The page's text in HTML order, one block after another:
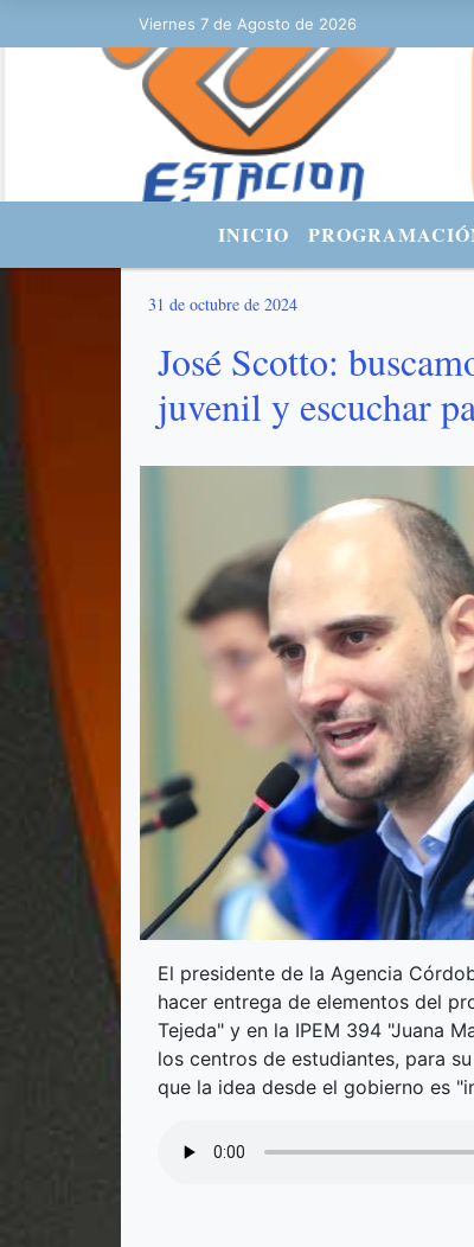
Viernes 7 de Agosto de 2026
Estacionurbana Radiourbana - TWITTER:
INICIO
31 de octubre de 2024
José Scotto:
juvenil y escuchar
El presidente de la Agencia
hacer entrega de elementos del
Tejeda" y en la IPEM 394 "Juana
los centros de estudiantes, para
que la idea desde el gobierno es